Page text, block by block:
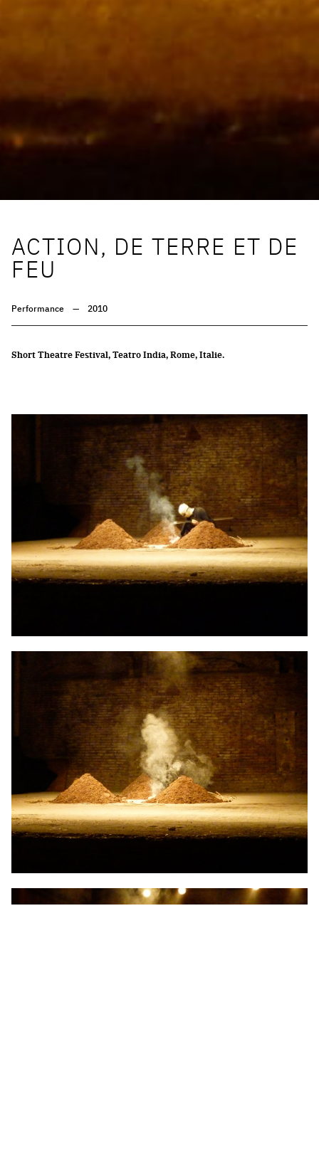
ACTION, DE TERRE ET DE
FEU
Performance — 2010
Short Theatre Festival, Teatro India, Rome, Italie.